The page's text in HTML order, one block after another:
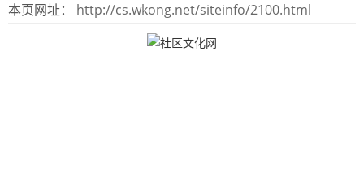
本页网址： http://cs.wkong.net/siteinfo/2100.html